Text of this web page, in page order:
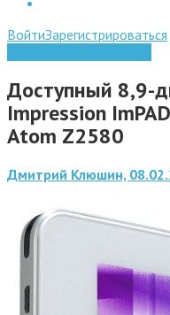
ВойтиЗарегистрироваться
Доступный 8,9-
Impression
Atom Z2580
Дмитрий Клюшин,